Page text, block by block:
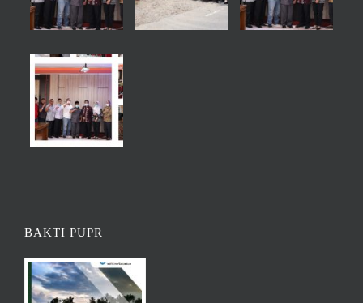
BAKTI PUPR